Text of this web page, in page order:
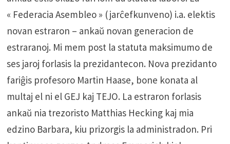
« Federacia Asembleo » (jarĉefkunveno) i.a. elektis
novan estraron – ankaŭ novan generacion de
estraranoj. Mi mem post la statuta maksimumo de
ses jaroj forlasis la prezidantecon. Nova prezidanto
fariĝis profesoro Martin Haase, bone konata al
multaj el ni el GEJ kaj TEJO. La estraron forlasis
ankaŭ nia trezoristo Matthias Hecking kaj mia
edzino Barbara, kiu prizorgis la administradon. Pri